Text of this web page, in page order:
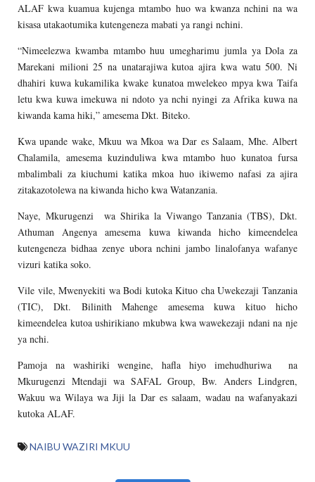
ALAF kwa kuamua kujenga mtambo huo wa kwanza nchini na wa
kisasa utakaotumika kutengeneza mabati ya rangi nchini.
“Nimeelezwa kwamba mtambo huu umegharimu jumla ya Dola za
Marekani milioni 25 na unatarajiwa kutoa ajira kwa watu 500. Ni
dhahiri kuwa kukamilika kwake kunatoa mwelekeo mpya kwa Taifa
letu kwa kuwa imekuwa ni ndoto ya nchi nyingi za Afrika kuwa na
kiwanda kama hiki,” amesema Dkt. Biteko.
Kwa upande wake, Mkuu wa Mkoa wa Dar es Salaam, Mhe. Albert
Chalamila, amesema kuzinduliwa kwa mtambo huo kunatoa fursa
mbalimbali za kiuchumi katika mkoa huo ikiwemo nafasi za ajira
zitakazotolewa na kiwanda hicho kwa Watanzania.
Naye, Mkurugenzi wa Shirika la Viwango Tanzania (TBS), Dkt.
Athuman Angenya amesema kuwa kiwanda hicho kimeendelea
kutengeneza bidhaa zenye ubora nchini jambo linalofanya wafanye
vizuri katika soko.
Vile vile, Mwenyekiti wa Bodi kutoka Kituo cha Uwekezaji Tanzania
(TIC), Dkt. Bilinith Mahenge amesema kuwa kituo hicho
kimeendelea kutoa ushirikiano mkubwa kwa wawekezaji ndani na nje
ya nchi.
Pamoja na washiriki wengine, hafla hiyo imehudhuriwa na
Mkurugenzi Mtendaji wa SAFAL Group, Bw. Anders Lindgren,
Wakuu wa Wilaya wa Jiji la Dar es salaam, wadau na wafanyakazi
kutoka ALAF.
NAIBU WAZIRI MKUU